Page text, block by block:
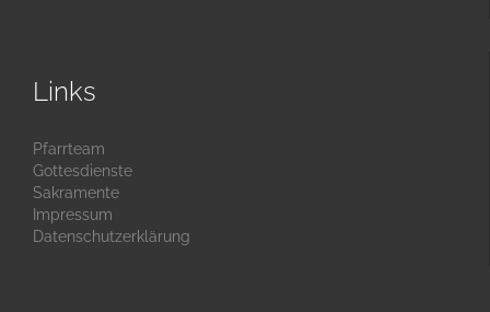
Links
Pfarrteam
Gottesdienste
Sakramente
Impressum
Datenschutzerklärung